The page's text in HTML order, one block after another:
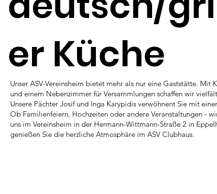
Unser ASV-Vereinsheim bietet mehr als nur eine Gaststätte.
und einem Nebenzimmer für Versammlungen schaffen wir
Unsere Pächter Josif und Inga Karypidis verwöhnent Sie mit
Ob Familienfeiern, Hochzeiten oder andere Veranstaltungen -
uns im Vereinsheim in der Hermann-Wittmann-Straße 2 in
genießen Sie die herzliche Atmosphäre im ASV Clubhaus.
er Küche